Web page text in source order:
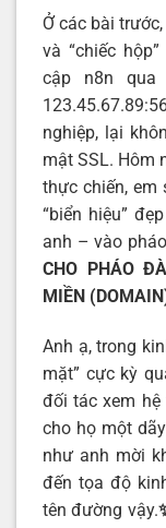
Ở các bài
và “chiếc
cập n8n
nghiệp, lại
mật SSL. Hôm
thực chiến, em
“biển hiệu”
anh – vào
CHO PHÁO
MIỀN
Anh ạ, trong
mặt” cực kỳ
đối tác xem
cho họ một
như anh mời
đến tọa độ
tên đường vậy.